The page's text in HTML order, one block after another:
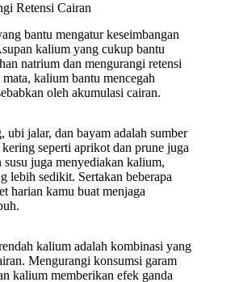
Retensi Cairan
bantu mengatur keseimbangan
kalium yang cukup bantu
natrium dan mengurangi retensi
kalium bantu mencegah
oleh akumulasi cairan.
ubi jalar, dan bayam adalah sumber
seperti aprikot dan prune juga
juga menyediakan kalium,
lebih sedikit. Sertakan beberapa
harian kamu buat menjaga
kalium adalah kombinasi yang
Mengurangi konsumsi garam
kalium memberikan efek ganda